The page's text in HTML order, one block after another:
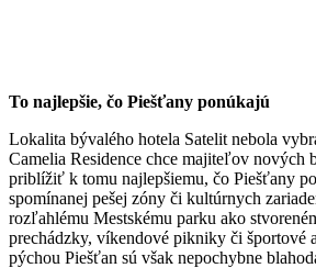
To najlepšie, čo Piešťany ponúkajú
Lokalita bývalého hotela Satelit nebola
Camelia Residence chce majiteľov nových
priblížiť k tomu najlepšiemu, čo Piešťany
spomínanej pešej zóny či kultúrnych
rozľahlému Mestskému parku ako
prechádzky, víkendové pikniky či športové
pýchou Piešťan sú však nepochybne